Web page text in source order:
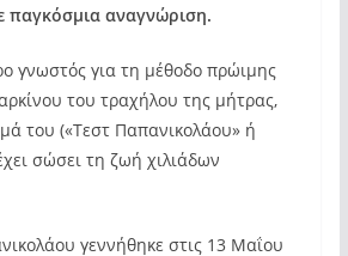
παγκόσμια αναγνώριση.
γνωστός για τη μέθοδο πρώιμης
του τραχήλου της μήτρας,
του («Τεστ Παπανικολάου» ή
σώσει τη ζωή χιλιάδων
γεννήθηκε στις 13 Μαΐου